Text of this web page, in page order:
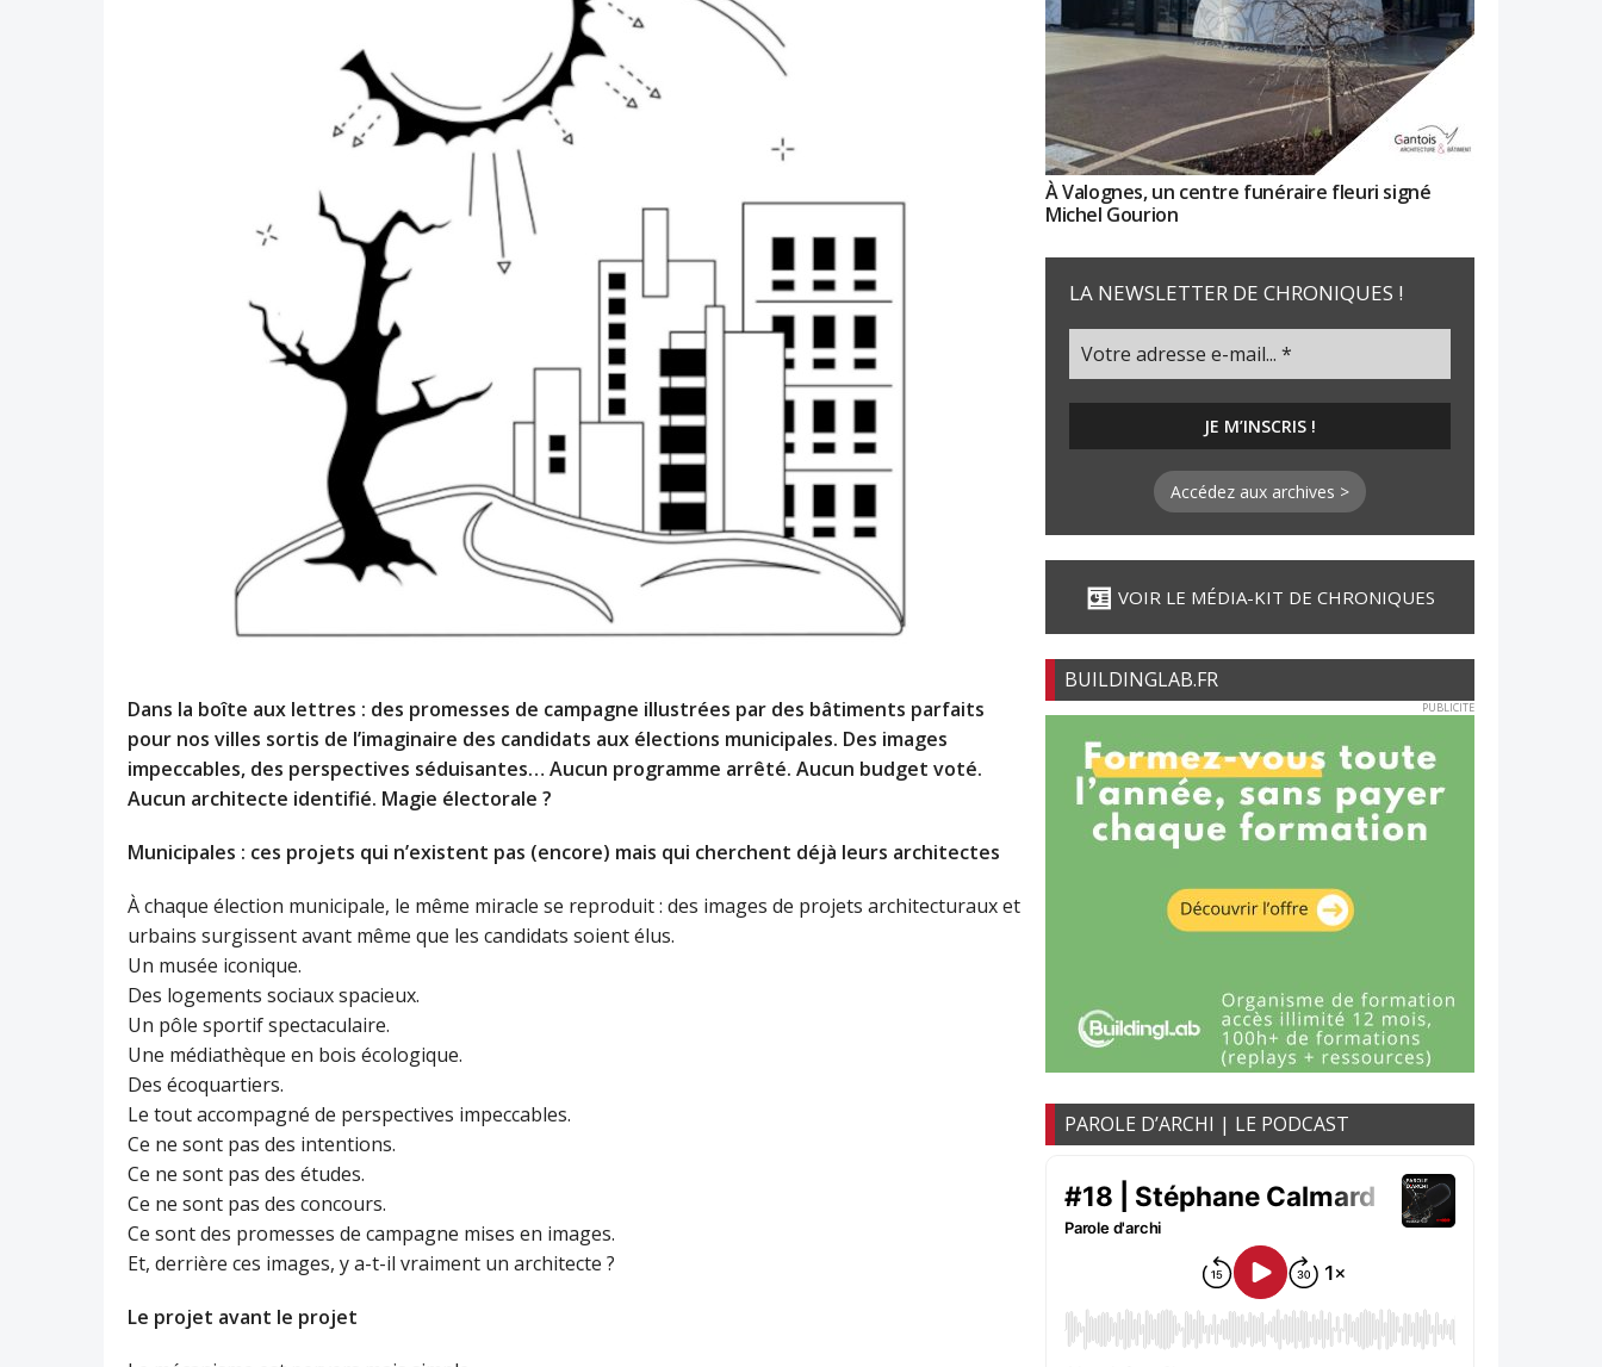
Dans la boîte aux lettres : des promesses de campagne illustrées par des bâtiments parfaits
pour nos villes sortis de l’imaginaire des candidats aux élections municipales. Des images
impeccables, des perspectives séduisantes… Aucun programme arrêté. Aucun budget voté.
Aucun architecte identifié. Magie électorale ?
Municipales : ces projets qui n’existent pas (encore) mais qui cherchent déjà leurs architectes
À chaque élection municipale, le même miracle se reproduit : des images de projets architecturaux et
urbains surgissent avant même que les candidats soient élus.
Un musée iconique.
Des logements sociaux spacieux.
Un pôle sportif spectaculaire.
Une médiathèque en bois écologique.
Des écoquartiers.
Le tout accompagné de perspectives impeccables.
Ce ne sont pas des intentions.
Ce ne sont pas des études.
Ce ne sont pas des concours.
Ce sont des promesses de campagne mises en images.
Et, derrière ces images, y a-t-il vraiment un architecte ?
Le projet avant le projet
À Valognes, un centre funéraire fleuri signé
Michel Gourion
LA NEWSLETTER DE CHRONIQUES !
Accédez aux archives >
VOIR LE MÉDIA-KIT DE CHRONIQUES
BUILDINGLAB.FR
PUBLICITE
PAROLE D’ARCHI | LE PODCAST